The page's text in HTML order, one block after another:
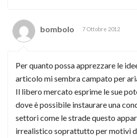
bombolo 7 Ottobre 2012
Per quanto possa apprezzare le
articolo mi sembra campato per
Il libero mercato esprime le sue
dove è possibile instaurare una
settori come le strade questo
irrealistico soprattutto per motivi